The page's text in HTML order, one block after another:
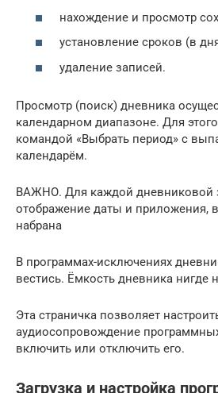
нахождение и просмотр
установление сроков (в
удаление записей.
Просмотр (поиск) дневника
календарном диапазоне. Для
командой «Выбрать период» с
календарём.
ВАЖНО. Для каждой дневниковой
отображение даты и приложения,
набрана
В программах-исключениях
вестись. Ёмкость дневника нигде
Эта страничка позволяет
аудиосопровождение
включить или отключить его.
Загрузка и настройка